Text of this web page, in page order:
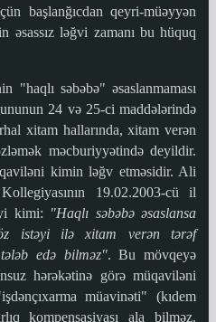
başlanğıcdan qeyri-müəyyən
əsassız ləğvi zamanı bu hüquq
"haqlı səbəbə" əsaslanmaması
24 və 25-ci maddələrində
xitam hallarında, xitam verən
məcburiyyətində deyildir.
kimin ləğv etməsidir. Ali
19.02.2003-cü il
kimi: "Haqlı səbəbə əsaslansa
istəyi ilə xitam verən tərəf
tələb edə bilməz". Bu mövqeyə
hərəkətinə görə müqaviləni
müavinəti" (kıdem
kompensasiyası ala bilməz.